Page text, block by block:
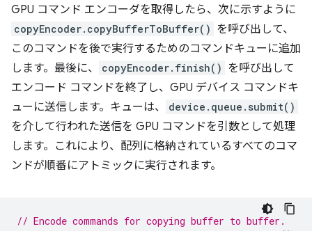
GPU コマンド エンコーダを取得したら、次に示すように
copyEncoder.copyBufferToBuffer() を呼び出して、
このコマンドを後で実行するためのコマンドキューに追加
します。最後に、
copyEncoder.finish() を呼び出して
エンコード コマンドを終了し、GPU デバイス コマンドキ
ューに送信します。キューは、
device.queue.submit()
を介して行われた送信を GPU コマンドを引数として処理
します。これにより、配列に格納されているすべてのコマ
ンドが順番にアトミックに実行されます。
// Encode commands for copying buffer to buffer.